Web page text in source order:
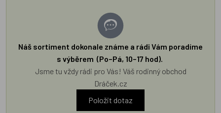
Náš sortiment dokonale známe a rádi Vám poradíme
s výběrem (Po–Pá, 10–17 hod).
Jsme tu vždy rádi pro Vás! Váš rodinný obchod
Dráček.cz
Položit dotaz